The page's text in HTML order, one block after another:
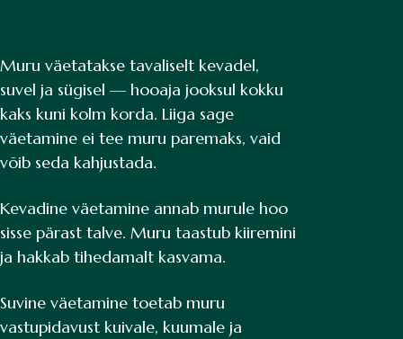
Muru väetatakse tavaliselt kevadel,
suvel ja sügisel — hooaja jooksul kokku
kaks kuni kolm korda. Liiga sage
väetamine ei tee muru paremaks, vaid
võib seda kahjustada.
Kevadine väetamine annab murule hoo
sisse pärast talve. Muru taastub kiiremini
ja hakkab tihedamalt kasvama.
Suvine väetamine toetab muru
vastupidavust kuivale, kuumale ja